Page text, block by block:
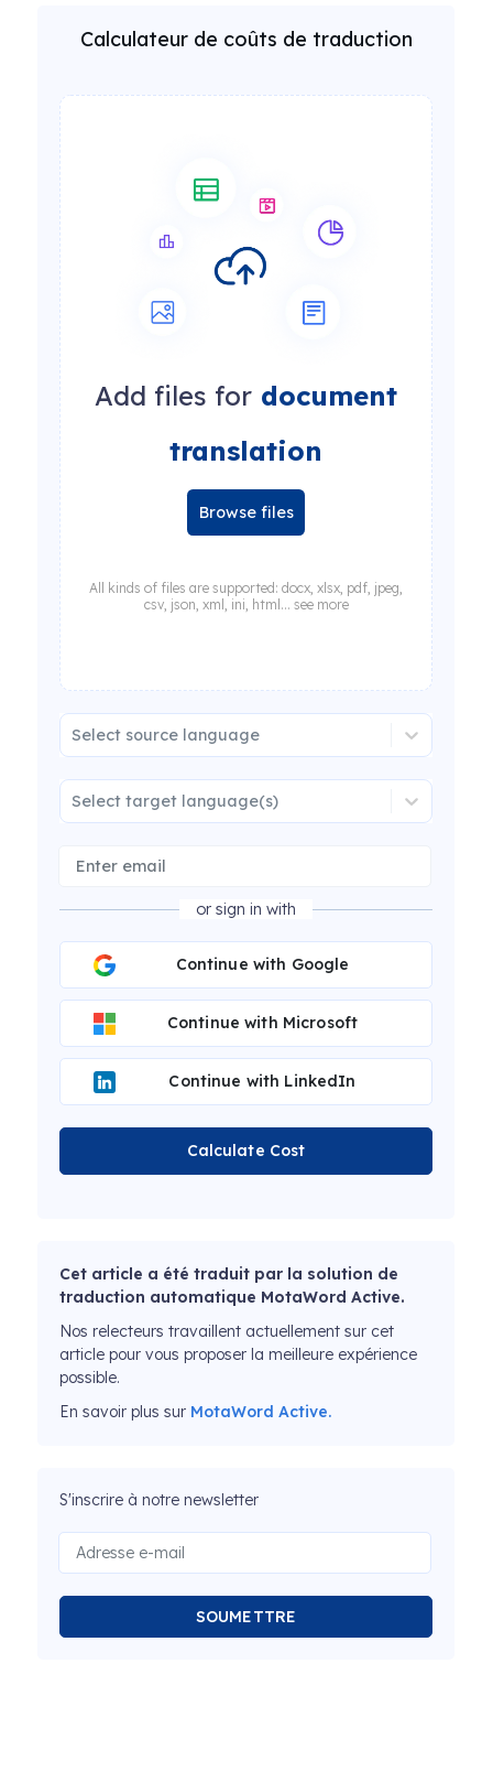
Calculateur de coûts de traduction
Add files for document
translation
Browse files
All kinds of files are supported: docx, xlsx, pdf, jpeg,
csv, json, xml, ini, html... see more
Select source language
Select target language(s)
or sign in with
Continue with Google
Continue with Microsoft
Continue with LinkedIn
Calculate Cost
Cet article a été traduit par la solution de
traduction automatique MotaWord Active.
Nos relecteurs travaillent actuellement sur cet
article pour vous proposer la meilleure expérience
possible.
En savoir plus sur MotaWord Active.
S'inscrire à notre newsletter
SOUMETTRE